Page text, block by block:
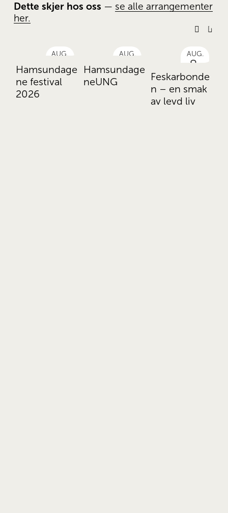
Dette skjer hos oss — se alle arrangementer
her.
AUG.
4.
Hamsundage
ne festival
2026
AUG.
7.
Hamsundage
neUNG
AUG.
8.
Feskarbonde
n – en smak
av levd liv